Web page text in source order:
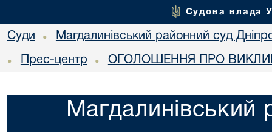
Судова влада
Суди • Магдалинівський районний суд
• Прес-центр • ОГОЛОШЕННЯ ПРО
Магдалинівський